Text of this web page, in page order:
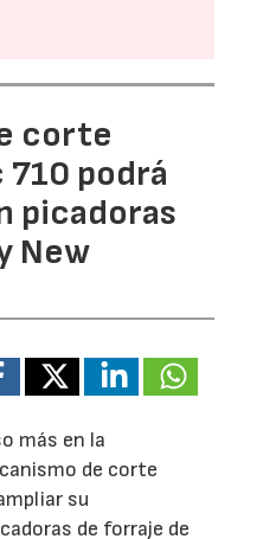
corte
710 podrá
picadoras
New
más en la
de corte
su
de forraje de